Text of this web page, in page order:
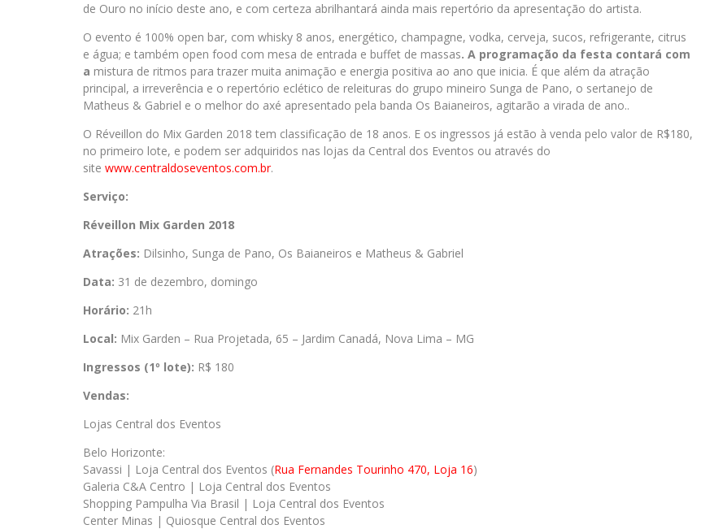
de Ouro no início deste ano, e com certeza abrilhantará ainda mais repertório da apresentação do artista.
O evento é 100% open bar, com whisky 8 anos, energético, champagne, vodka, cerveja, sucos, refrigerante, citrus
e água; e também open food com mesa de entrada e buffet de massas. A programação da festa contará com
a mistura de ritmos para trazer muita animação e energia positiva ao ano que inicia. É que além da atração
principal, a irreverência e o repertório eclético de releituras do grupo mineiro Sunga de Pano, o sertanejo de
Matheus & Gabriel e o melhor do axé apresentado pela banda Os Baianeiros, agitarão a virada de ano..
O Réveillon do Mix Garden 2018 tem classificação de 18 anos. E os ingressos já estão à venda pelo valor de R$180,
no primeiro lote, e podem ser adquiridos nas lojas da Central dos Eventos ou através do
site www.centraldoseventos.com.br.
Serviço:
Réveillon Mix Garden 2018
Atrações: Dilsinho, Sunga de Pano, Os Baianeiros e Matheus & Gabriel
Data: 31 de dezembro, domingo
Horário: 21h
Local: Mix Garden – Rua Projetada, 65 – Jardim Canadá, Nova Lima – MG
Ingressos (1º lote): R$ 180
Vendas:
Lojas Central dos Eventos
Belo Horizonte:
Savassi | Loja Central dos Eventos (Rua Fernandes Tourinho 470, Loja 16)
Galeria C&A Centro | Loja Central dos Eventos
Shopping Pampulha Via Brasil | Loja Central dos Eventos
Center Minas | Quiosque Central dos Eventos